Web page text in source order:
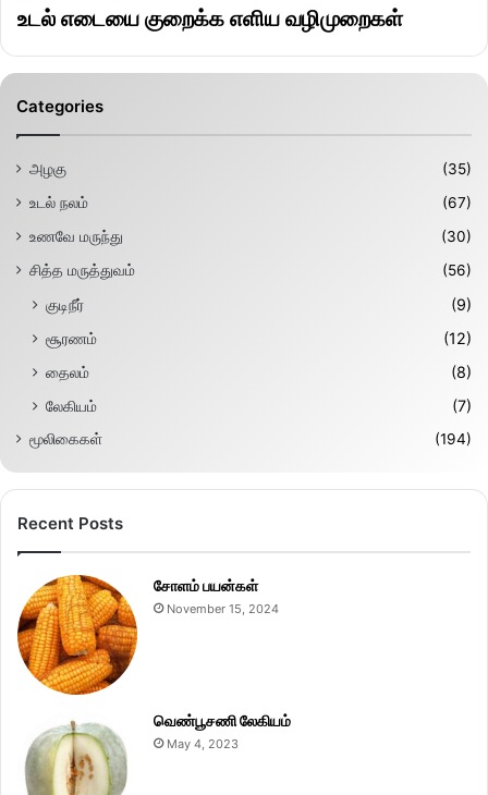
உடல் எடையை குறைக்க எளிய வழிமுறைகள்
Categories
அழகு
(35)
உடல் நலம்
(67)
உணவே மருந்து
(30)
சித்த மருத்துவம்
(56)
குடிநீர்
(9)
சூரணம்
(12)
தைலம்
(8)
லேகியம்
(7)
மூலிகைகள் (194)
Recent Posts
சோளம் பயன்கள்
November 15, 2024
வெண்பூசணி லேகியம்
May 4, 2023